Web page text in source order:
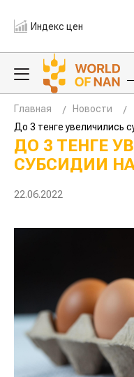
Индекс цен
Главная
Новости
До 3 тенге увеличились
ДО 3 ТЕНГЕ
СУБСИДИИ
22.06.2022